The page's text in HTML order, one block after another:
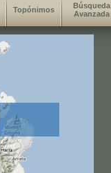
Topónimos
Búsqueda
Avanzada